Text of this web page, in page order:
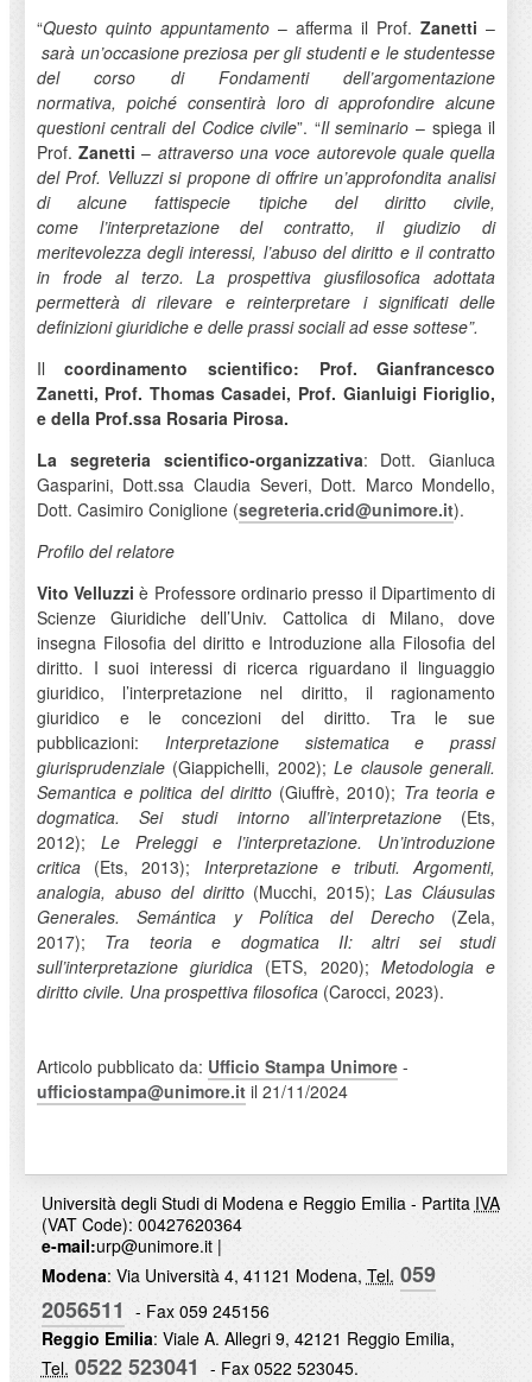
“Questo quinto appuntamento – afferma il Prof.Zanetti –
sarà un’occasione preziosa per gli studenti e le studentesse
del corso di Fondamenti dell’argomentazione
normativa, poiché consentirà loro di approfondire alcune
questioni centrali del Codice civile”. “Il seminario– spiega il
Prof.Zanetti – attraverso una voce autorevole quale quella
del Prof. Velluzzi si propone di offrire un’approfondita analisi
di alcune fattispecie tipiche del diritto civile,
come l’interpretazione del contratto, il giudizio di
meritevolezza degli interessi, l’abuso del diritto e il contratto
in frode al terzo. La prospettiva giusfilosofica adottata
permetterà di rilevare e reinterpretare i significati delle
definizioni giuridiche e delle prassi sociali ad esse sottese”.
Ilcoordinamento scientifico: Prof. Gianfrancesco
Zanetti, Prof. Thomas Casadei, Prof. Gianluigi Fioriglio,
e della Prof.ssa Rosaria Pirosa.
La segreteria scientifico-organizzativa: Dott. Gianluca
Gasparini, Dott.ssa Claudia Severi, Dott. Marco Mondello,
Dott. Casimiro Coniglione (segreteria.crid@unimore.it).
Profilo del relatore
Vito Velluzzi è Professore ordinario presso il Dipartimento di
Scienze Giuridiche dell’Univ. Cattolica di Milano, dove
insegna Filosofia del diritto e Introduzione alla Filosofia del
diritto. I suoi interessi di ricerca riguardano il linguaggio
giuridico, l’interpretazione nel diritto, il ragionamento
giuridico e le concezioni del diritto. Tra le sue
pubblicazioni: Interpretazione sistematica e prassi
giurisprudenziale(Giappichelli, 2002);Le clausole generali.
Semantica e politica del diritto(Giuffrè, 2010); Tra teoria e
dogmatica. Sei studi intorno all’interpretazione(Ets,
2012); Le Preleggi e l’interpretazione. Un’introduzione
critica(Ets, 2013); Interpretazione e tributi. Argomenti,
analogia, abuso del diritto(Mucchi, 2015);Las Cláusulas
Generales. Semántica y Política del Derecho(Zela,
2017); Tra teoria e dogmatica II: altri sei studi
sull’interpretazione giuridica (ETS, 2020); Metodologia e
diritto civile. Una prospettiva filosofica(Carocci, 2023).
Articolo pubblicato da: Ufficio Stampa Unimore-
ufficiostampa@unimore.itil 21/11/2024
Università degli Studi di Modena e Reggio Emilia - Partita IVA
(VAT Code): 00427620364
e-mail:urp@unimore.it|
Modena: Via Università 4, 41121 Modena, Tel. 059
2056511 - Fax 059 245156
Reggio Emilia: Viale A. Allegri 9, 42121 Reggio Emilia,
Tel. 0522 523041 - Fax 0522 523045.